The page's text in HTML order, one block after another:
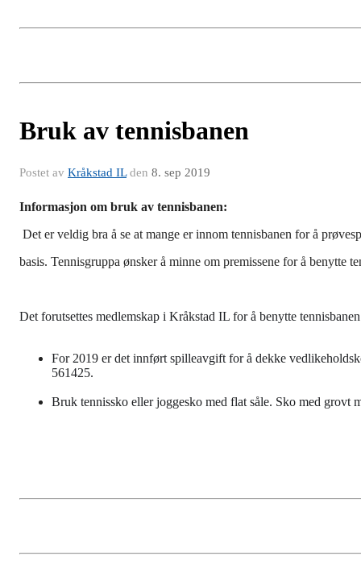
Bruk av tennisbanen
Postet av Kråkstad ILden 8. sep 2019
Informasjon om bruk av tennisbanen:
Det er veldig bra å se at mange er innom tennisbanen for å
basis. Tennisgruppa ønsker å minne om premissene for å benytte
Det forutsettes medlemskap i Kråkstad IL for å benytte
For 2019 er det innført spilleavgift for å dekke
561425.
Bruk tennissko eller joggesko med flat såle. Sko med grovt